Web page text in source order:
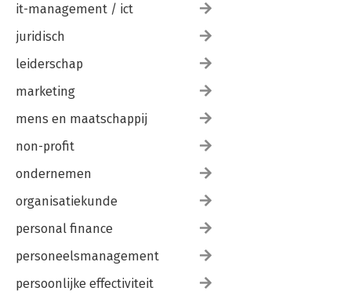
it-management / ict
juridisch
leiderschap
marketing
mens en maatschappij
non-profit
ondernemen
organisatiekunde
personal finance
personeelsmanagement
persoonlijke effectiviteit